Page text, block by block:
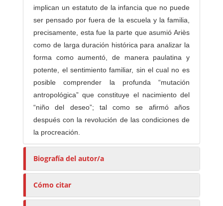
implican un estatuto de la infancia que no puede
ser pensado por fuera de la escuela y la familia,
precisamente, esta fue la parte que asumió Ariès
como de larga duración histórica para analizar la
forma como aumentó, de manera paulatina y
potente, el sentimiento familiar, sin el cual no es
posible comprender la profunda “mutación
antropológica” que constituye el nacimiento del
“niño del deseo”; tal como se afirmó años
después con la revolución de las condiciones de
la procreación.
Biografía del autor/a
Cómo citar